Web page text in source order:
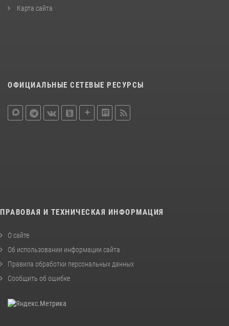
Карта сайта
ОФИЦИАЛЬНЫЕ СЕТЕВЫЕ РЕСУРСЫ
ПРАВОВАЯ И ТЕХНИЧЕСКАЯ ИНФОРМАЦИЯ
О сайте
Об использовании информации сайта
Правила обработки персональных данных
Сообщить об ошибке